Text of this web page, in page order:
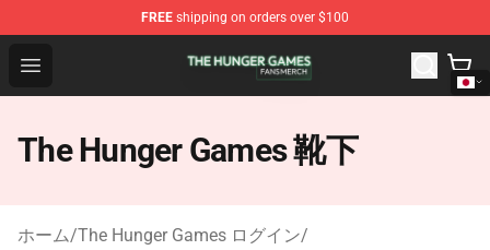
FREE shipping on orders over $100
Open menu
The Hunger Games Shop - Official The Hunger Games
The Hunger Games 靴下
ホーム/The Hunger Games ログイン/